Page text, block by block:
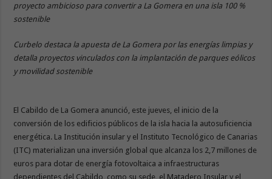
proyecto ambicioso para convertir a La Gomera en una isla 100 %
sostenible
Curbelo destaca la apuesta de La Gomera por las energías limpias y
detalla proyectos vinculados con la implantación de parques eólicos
y movilidad sostenible
El Cabildo de La Gomera anunció, este jueves, el inicio de la
conversión de los edificios públicos de la isla hacia la autosuficiencia
energética. La Institución insular y el Instituto Tecnológico de Canarias
(ITC) materializan una inversión global que alcanza los 2,7 millones de
euros para dotar de energía fotovoltaica a infraestructuras
dependientes del Cabildo, como su sede, el Matadero Insular y el